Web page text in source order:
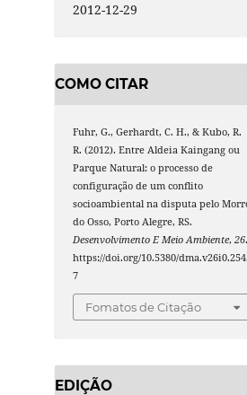
2012-12-29
COMO CITAR
Fuhr, G., Gerhardt, C. H., & Kubo, R.
R. (2012). Entre Aldeia Kaingang ou
Parque Natural: o processo de
configuração de um conflito
socioambiental na disputa pelo
do Osso, Porto Alegre, RS.
Desenvolvimento E Meio Ambiente,26
https://doi.org/10.5380/
7
Fomatos de Citação
EDIÇÃO